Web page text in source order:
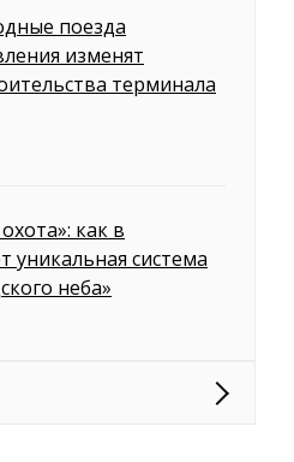
поезда
изменят
терминала
как в
уникальная система
неба»